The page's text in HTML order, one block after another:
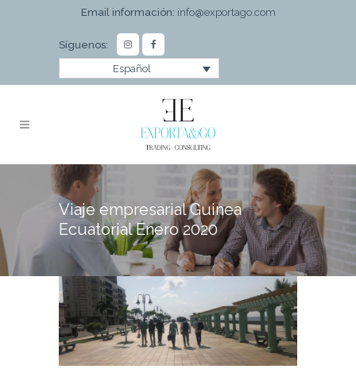
Email información: info@exportago.com
Síguenos:
Español
Viaje empresarial Guinea
Ecuatorial Enero 2020